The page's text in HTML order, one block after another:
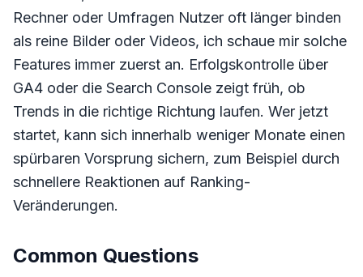
Rechner oder Umfragen Nutzer oft länger binden
als reine Bilder oder Videos, ich schaue mir solche
Features immer zuerst an. Erfolgskontrolle über
GA4 oder die Search Console zeigt früh, ob
Trends in die richtige Richtung laufen. Wer jetzt
startet, kann sich innerhalb weniger Monate einen
spürbaren Vorsprung sichern, zum Beispiel durch
schnellere Reaktionen auf Ranking-
Veränderungen.
Common Questions